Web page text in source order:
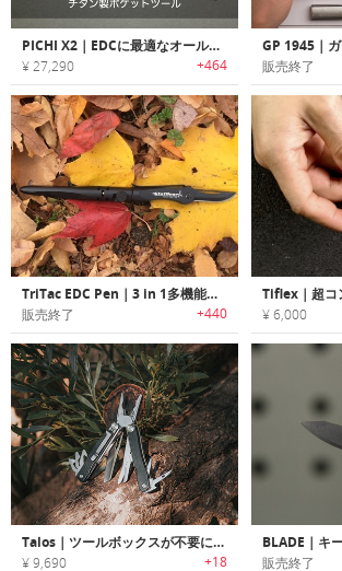
PICHI X2｜EDCに最適なオールインワンチタン製ポケットツール
¥ 27,290 +464 販売終了
TriTac EDC Pen｜3 in 1多機能ペン「トライタック」
販売終了 +440 ¥ 6,000
Talos｜ツールボックスが不要になる14ツール搭載EDCマルチツール「タロス」
¥ 9,690 +18 販売終了